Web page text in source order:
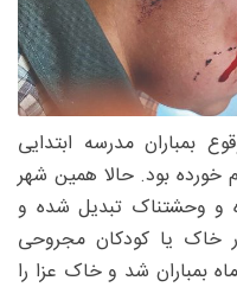
بمباران مدرسه ابتدایی
خورده بود. حالا همین شهر
و وحشتناک تبدیل شده و
خاک یا کودکان مجروحی
در روز ۹اسفندماه بمباران شد و خاک عزا را